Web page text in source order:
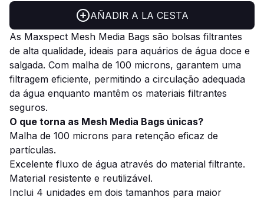
AÑADIR A LA CESTA
As Maxspect Mesh Media Bags são bolsas filtrantes
de alta qualidade, ideais para aquários de água doce e
salgada. Com malha de 100 microns, garantem uma
filtragem eficiente, permitindo a circulação adequada
da água enquanto mantêm os materiais filtrantes
seguros.
O que torna as Mesh Media Bags únicas?
Malha de 100 microns para retenção eficaz de
partículas.
Excelente fluxo de água através do material filtrante.
Material resistente e reutilizável.
Inclui 4 unidades em dois tamanhos para maior